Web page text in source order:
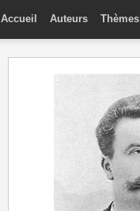
Accueil Auteurs Thèmes